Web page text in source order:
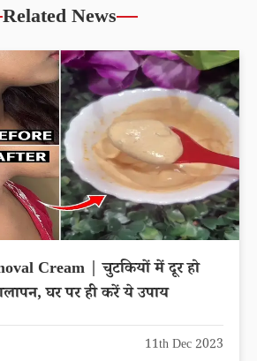
Related News
Cream | चुटकियों में दूर हो
घर पर ही करें ये उपाय
11th Dec 2023